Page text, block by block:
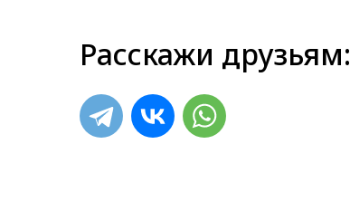
Расскажи друзьям: